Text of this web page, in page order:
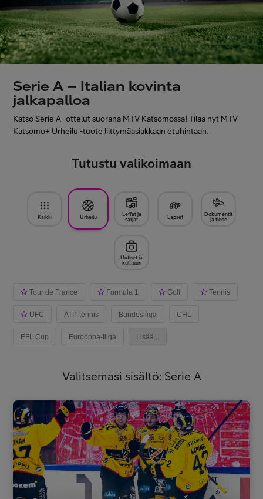
Asiakastuki
Minun Telia
FI SV
Serie A – Italian kovinta
jalkapalloa
Katso Serie A -ottelut suorana MTV Katsomossa! Tilaa nyt MTV
Katsomo+ Urheilu -tuote liittymäasiakkaan etuhintaan.
Tutustu valikoimaan
Kaikki Urheilu
Leffat ja
sarjat
Lapset
Dokumentit
ja tiede
Uutiset ja
kulttuuri
Tour de France Formula 1 Golf Tennis
UFC ATP-tennis Bundesliiga CHL
EFL Cup Eurooppa-liiga Lisää...
Valitsemasi sisältö: Serie A